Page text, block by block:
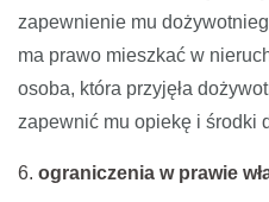
zapewnienie mu
ma prawo mieszkać w
osoba, która przyjęła
zapewnić mu opiekę i środki
6. ograniczenia w prawie